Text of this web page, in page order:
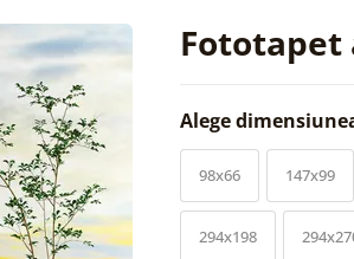
Fototapet
Alege
98x66 147x99
294x198